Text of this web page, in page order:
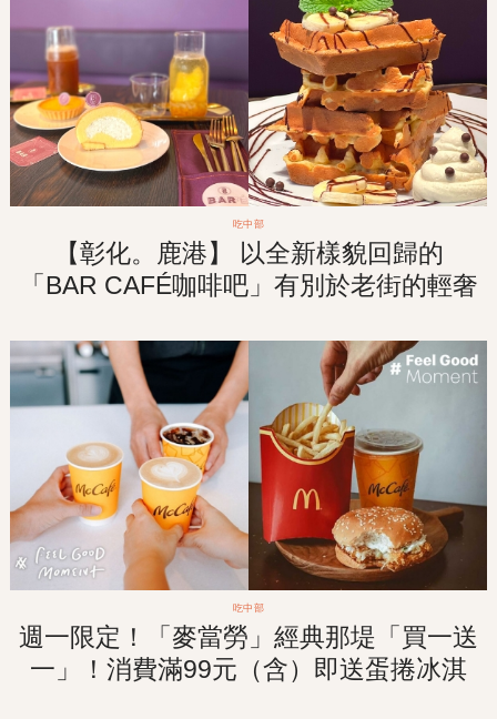
吃中部
【彰化。鹿港】 以全新樣貌回歸的
「BAR CAFÉ咖啡吧」有別於老街的輕奢
午茶食光！
吃中部
週一限定！「麥當勞」經典那堤「買一送
一」！消費滿99元（含）即送蛋捲冰淇